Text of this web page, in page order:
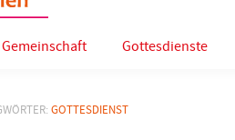
Gemeinschaft Gottesdienste
GOTTESDIENST